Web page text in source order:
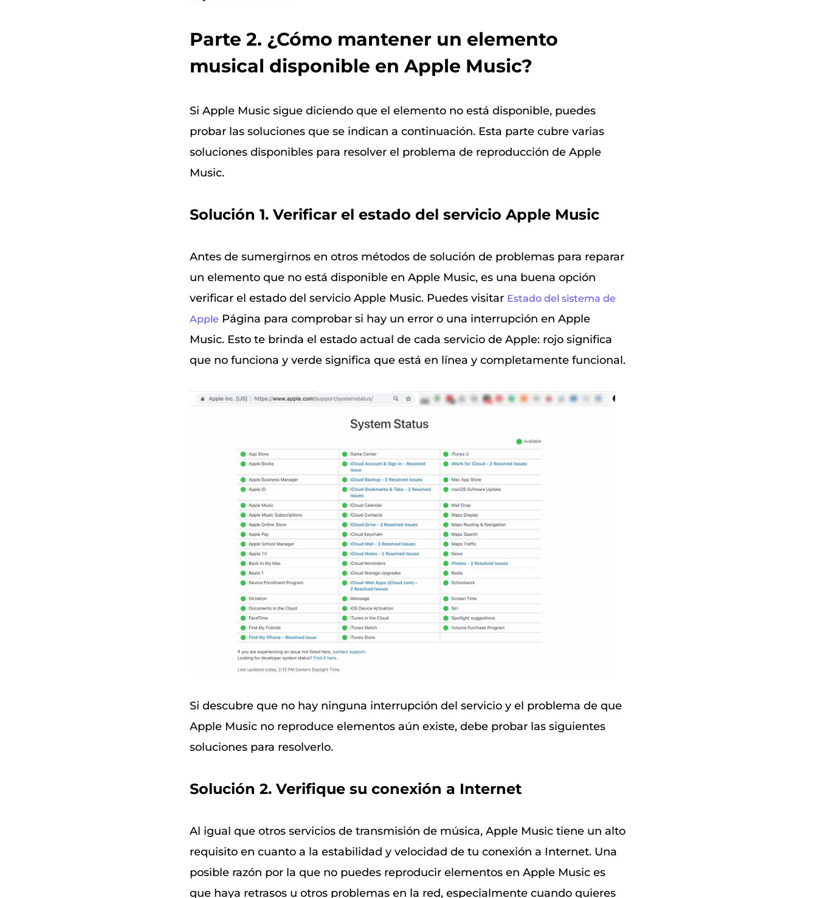
Parte 2. ¿Cómo mantener un elemento
musical disponible en Apple Music?
Si Apple Music sigue diciendo que el elemento no está disponible, puedes
probar las soluciones que se indican a continuación. Esta parte cubre varias
soluciones disponibles para resolver el problema de reproducción de Apple
Music.
Solución 1. Verificar el estado del servicio Apple Music
Antes de sumergirnos en otros métodos de solución de problemas para reparar
un elemento que no está disponible en Apple Music, es una buena opción
verificar el estado del servicio Apple Music. Puedes visitar Estado del sistema de
Apple Página para comprobar si hay un error o una interrupción en Apple
Music. Esto te brinda el estado actual de cada servicio de Apple: rojo significa
que no funciona y verde significa que está en línea y completamente funcional.
Si descubre que no hay ninguna interrupción del servicio y el problema de que
Apple Music no reproduce elementos aún existe, debe probar las siguientes
soluciones para resolverlo.
Solución 2. Verifique su conexión a Internet
Al igual que otros servicios de transmisión de música, Apple Music tiene un alto
requisito en cuanto a la estabilidad y velocidad de tu conexión a Internet. Una
posible razón por la que no puedes reproducir elementos en Apple Music es
que haya retrasos u otros problemas en la red, especialmente cuando quieres